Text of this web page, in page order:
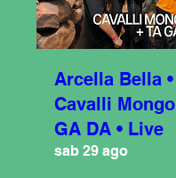
Arcella Bella •
Cavalli
GA DA • Live
sab 29 ago